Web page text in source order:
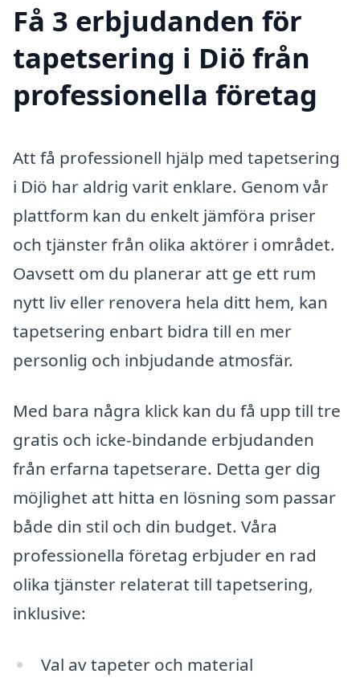
Få 3 erbjudanden för
tapetsering i Diö från
professionella företag
Att få professionell hjälp med tapetsering
i Diö har aldrig varit enklare. Genom vår
plattform kan du enkelt jämföra priser
och tjänster från olika aktörer i området.
Oavsett om du planerar att ge ett rum
nytt liv eller renovera hela ditt hem, kan
tapetsering enbart bidra till en mer
personlig och inbjudande atmosfär.
Med bara några klick kan du få upp till tre
gratis och icke-bindande erbjudanden
från erfarna tapetserare. Detta ger dig
möjlighet att hitta en lösning som passar
både din stil och din budget. Våra
professionella företag erbjuder en rad
olika tjänster relaterat till tapetsering,
inklusive:
Val av tapeter och material